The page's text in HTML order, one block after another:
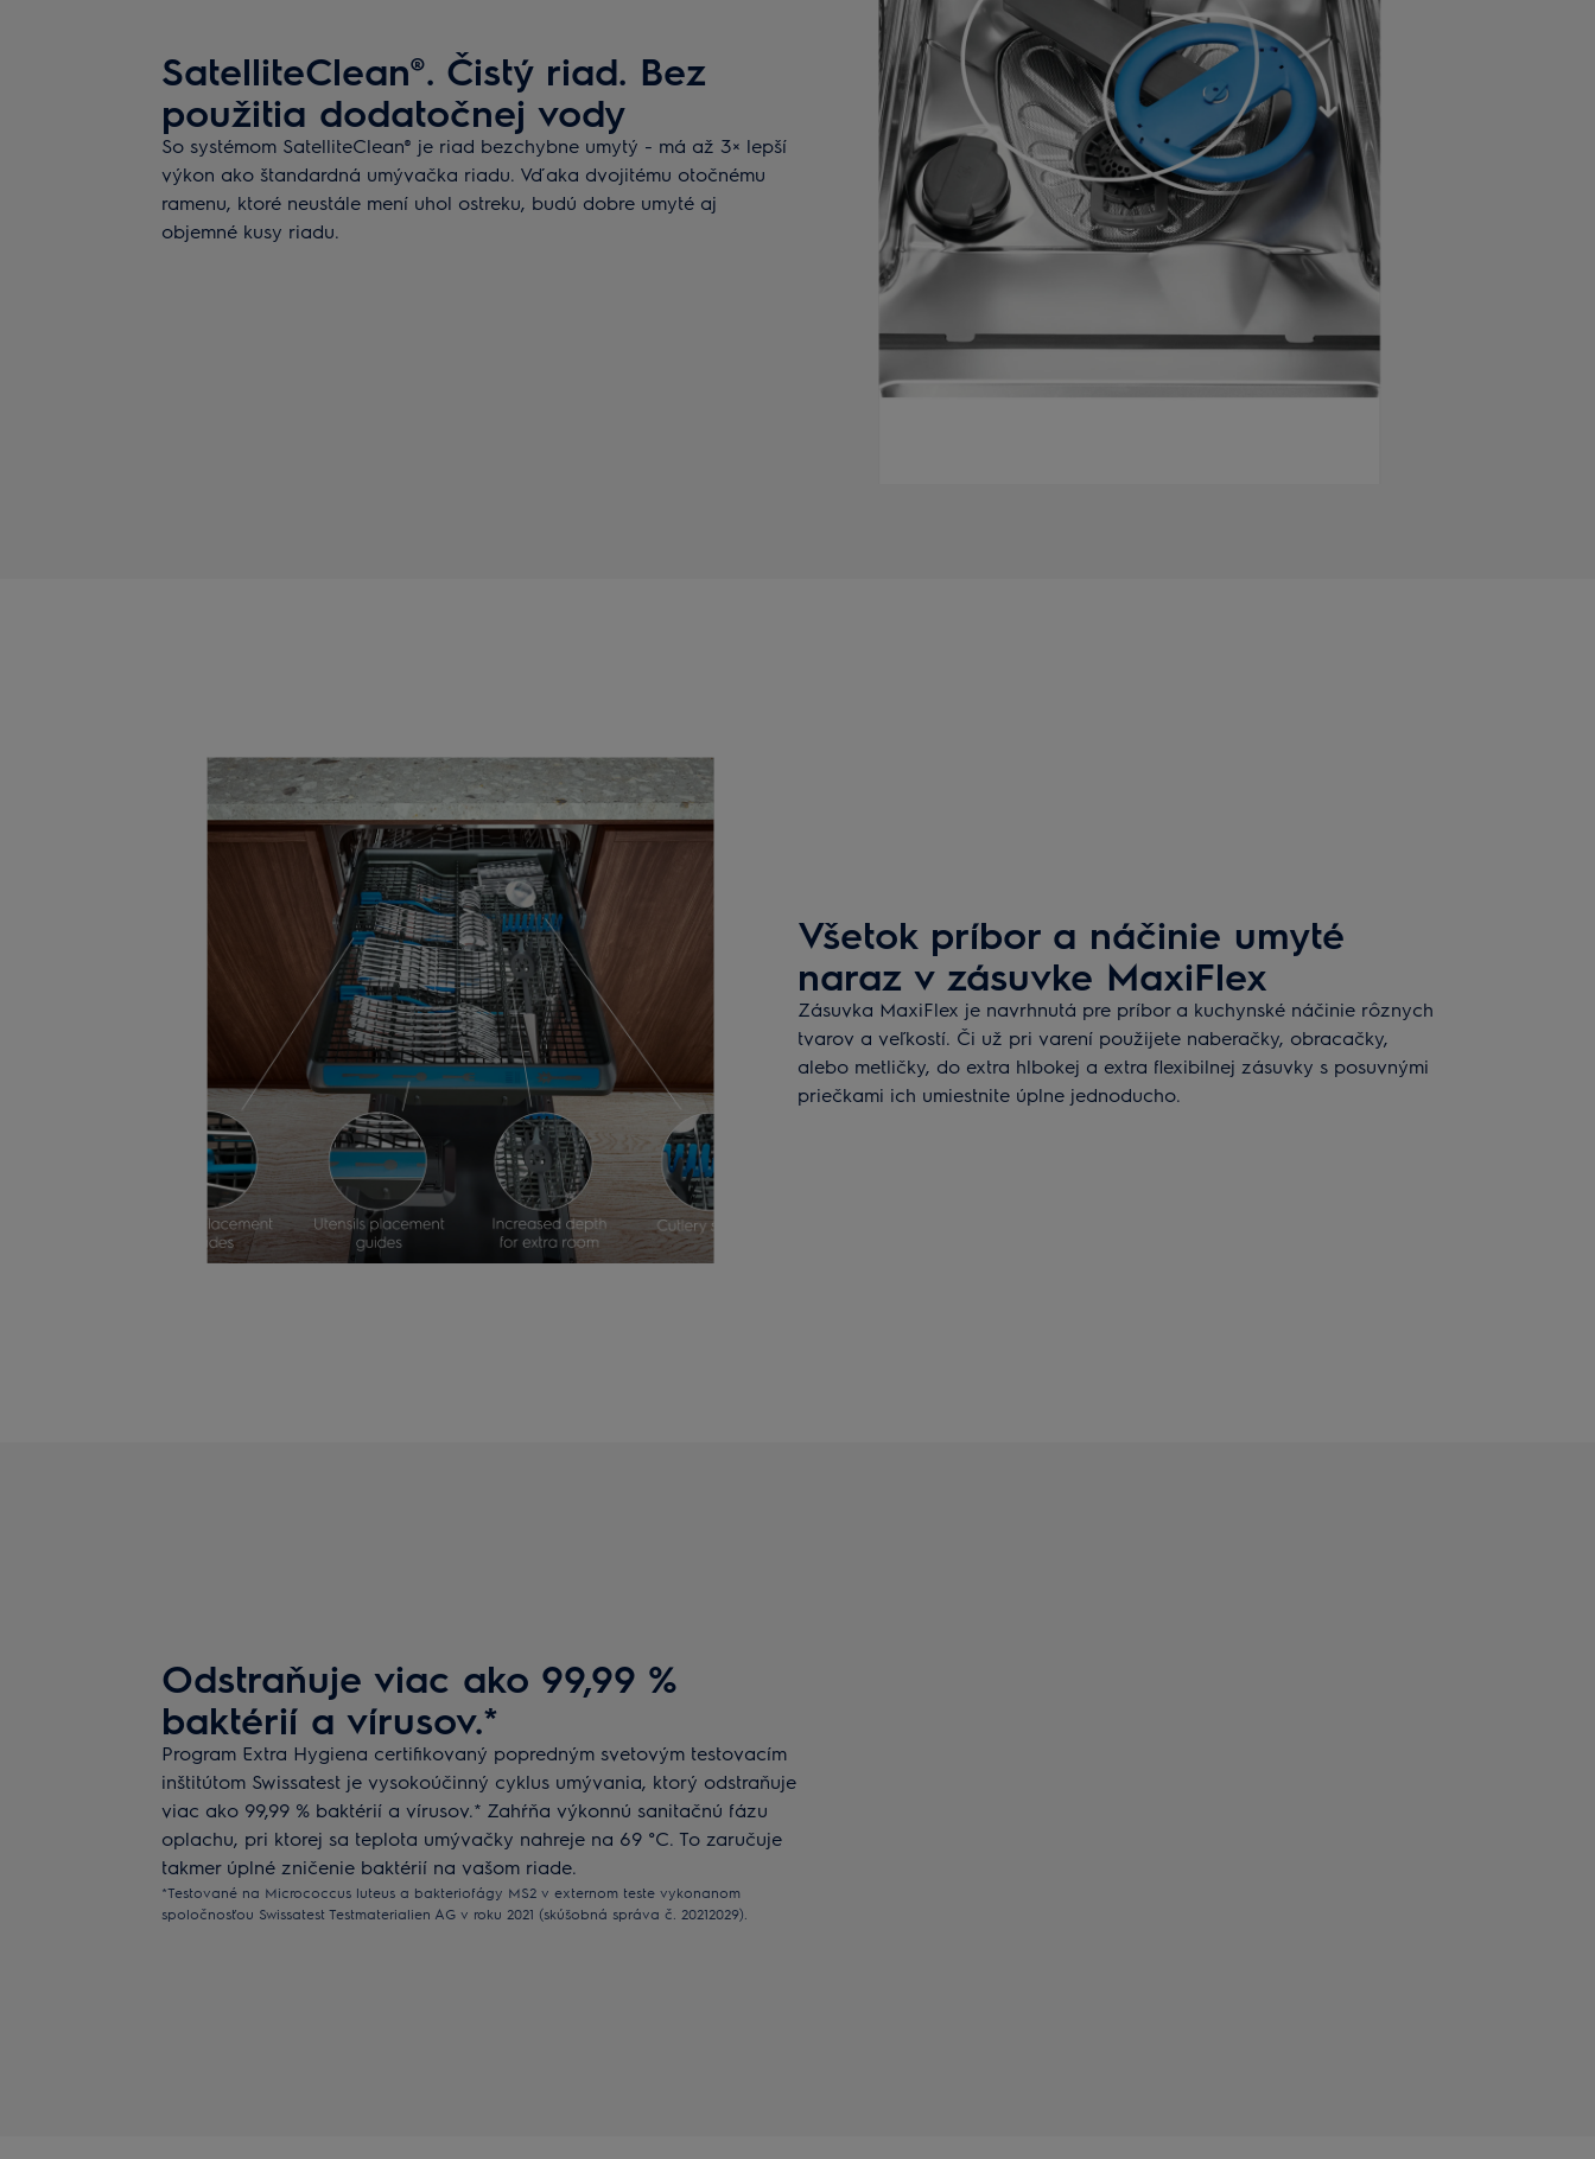
SatelliteClean®. Čistý riad. Bez
použitia dodatočnej vody
So systémom SatelliteClean® je riad bezchybne umytý - má až 3× lepší
výkon ako štandardná umývačka riadu. Vďaka dvojitému otočnému
ramenu, ktoré neustále mení uhol ostreku, budú dobre umyté aj
objemné kusy riadu.
Všetok príbor a náčinie umyté
naraz v zásuvke MaxiFlex
Zásuvka MaxiFlex je navrhnutá pre príbor a kuchynské náčinie rôznych
tvarov a veľkostí. Či už pri varení použijete naberačky, obracačky,
alebo metličky, do extra hlbokej a extra flexibilnej zásuvky s posuvnými
priečkami ich umiestnite úplne jednoducho.
Odstraňuje viac ako 99,99 %
baktérií a vírusov.*
Program Extra Hygiena certifikovaný popredným svetovým testovacím
inštitútom Swissatest je vysokoúčinný cyklus umývania, ktorý odstraňuje
viac ako 99,99 % baktérií a vírusov.* Zahŕňa výkonnú sanitačnú fázu
oplachu, pri ktorej sa teplota umývačky nahreje na 69 °C. To zaručuje
takmer úplné zničenie baktérií na vašom riade.
*Testované na Micrococcus luteus a bakteriofágy MS2 v externom teste vykonanom
spoločnosťou Swissatest Testmaterialien AG v roku 2021 (skúšobná správa č. 20212029).